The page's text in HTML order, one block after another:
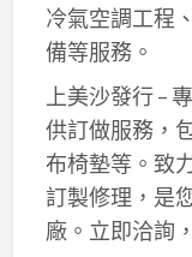
冷氣空調工程
備等服務。
上美沙發行 –
供訂做服務，
布椅墊等。致
訂製修理，是
廠。立即洽詢